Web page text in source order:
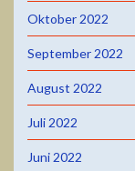
Oktober 2022
September 2022
August 2022
Juli 2022
Juni 2022